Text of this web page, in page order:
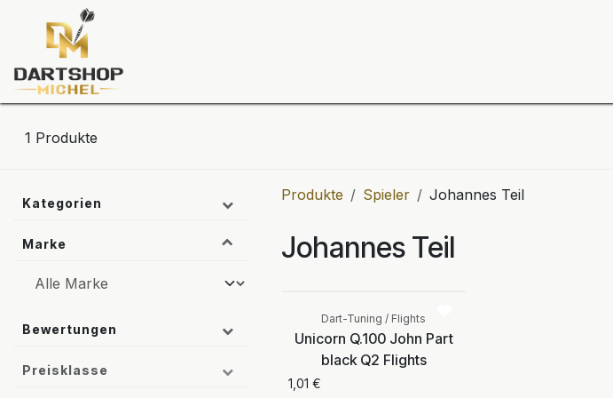
Zum Inhalt springen
1 Produkte
Kategorien
Marke
Bewertungen
Preisklasse
Produkte Spieler Johannes Teil
Johannes Teil
Dart-Tuning / Flights
Unicorn Q.100 John Part
black Q2 Flights
1,01 €